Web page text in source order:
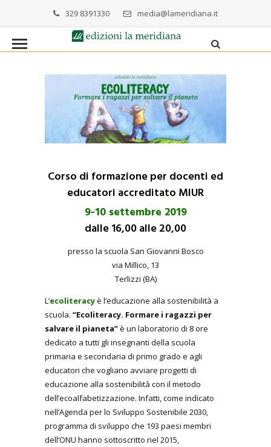
329 8391330 media@lameridiana.it
Corso di formazione per docenti ed
educatori accreditato MIUR
9-10 settembre 2019
dalle 16,00 alle 20,00
presso la scuola San Giovanni Bosco
via Millico, 13
Terlizzi (BA)
L’ecoliteracyè l’educazione alla sostenibilità a
scuola. “Ecoliteracy. Formare i ragazzi per
salvare il pianeta”è un laboratorio di 8 ore
dedicato a tutti gli insegnanti della scuola
primaria e secondaria di primo grado e agli
educatori che vogliano avviare progetti di
educazione alla sostenibilità con il metodo
dell’ecoalfabetizzazione. Infatti, come indicato
nell’Agenda per lo Sviluppo Sostenibile 2030,
programma di sviluppo che 193 paesi membri
dell’ONU hanno sottoscritto nel 2015,